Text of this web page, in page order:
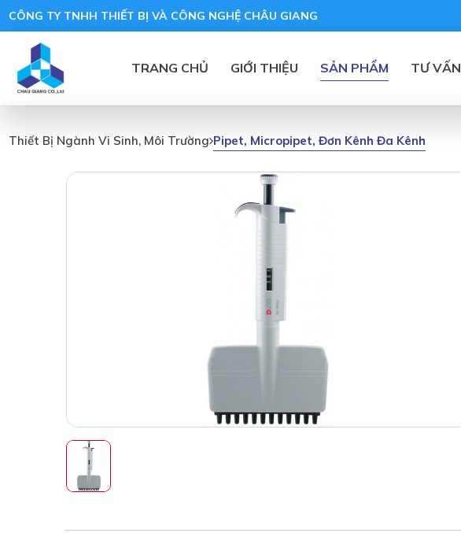
CÔNG TY TNHH THIẾT BỊ VÀ CÔNG NGHỆ CHÂU GIANG
TRANG CHỦ GIỚI THIỆU SẢN PHẨM TƯ VẤN
Thiết Bị Ngành Vi Sinh, Môi Trường Pipet, Micropipet, Đơn Kênh Đa Kênh